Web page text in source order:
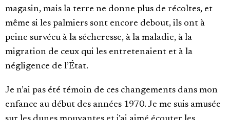
magasin, mais la terre ne donne plus de récoltes, et
même si les palmiers sont encore debout, ils ont à
peine survécu à la sécheresse, à la maladie, à la
migration de ceux qui les entretenaient et à la
négligence de l’État.
Je n’ai pas été témoin de ces changements dans mon
enfance au début des années 1970. Je me suis amusée